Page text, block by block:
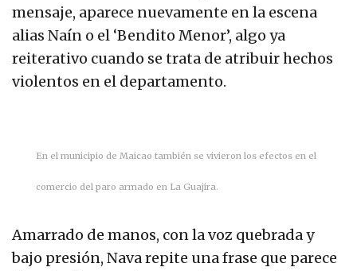
mensaje, aparece nuevamente en la escena
alias Naín o el ‘Bendito Menor’, algo ya
reiterativo cuando se trata de atribuir hechos
violentos en el departamento.
En el municipio de Maicao también se vivieron los efectos en el
comercio del paro armado en La Guajira.
Amarrado de manos, con la voz quebrada y
bajo presión, Nava repite una frase que parece